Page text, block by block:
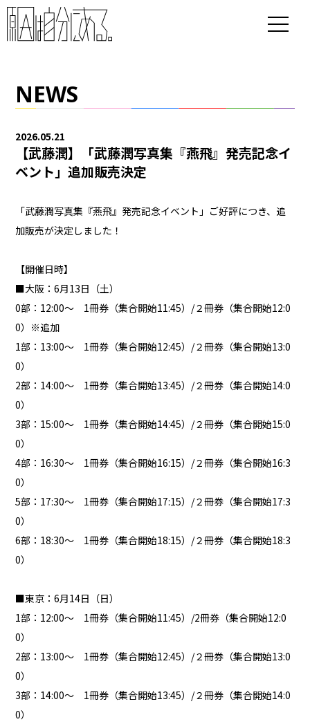
NEWS
2026.05.21
【武藤潤】「武藤潤写真集『燕飛』発売記念イ
ベント」追加販売決定
「武藤潤写真集『燕飛』発売記念イベント」ご好評につき、追
加販売が決定しました！
【開催日時】
■大阪：6月13日（土）
0部：12:00〜 1冊券（集合開始11:45）/２冊券（集合開始12:0
0）※追加
1部：13:00〜 1冊券（集合開始12:45）/２冊券（集合開始13:0
0）
2部：14:00〜 1冊券（集合開始13:45）/２冊券（集合開始14:0
0）
3部：15:00〜 1冊券（集合開始14:45）/２冊券（集合開始15:0
0）
4部：16:30〜 1冊券（集合開始16:15）/２冊券（集合開始16:3
0）
5部：17:30〜 1冊券（集合開始17:15）/２冊券（集合開始17:3
0）
6部：18:30〜 1冊券（集合開始18:15）/２冊券（集合開始18:3
0）
■東京：6月14日（日）
1部：12:00〜 1冊券（集合開始11:45）/2冊券（集合開始12:0
0）
2部：13:00〜 1冊券（集合開始12:45）/２冊券（集合開始13:0
0）
3部：14:00〜 1冊券（集合開始13:45）/２冊券（集合開始14:0
0）